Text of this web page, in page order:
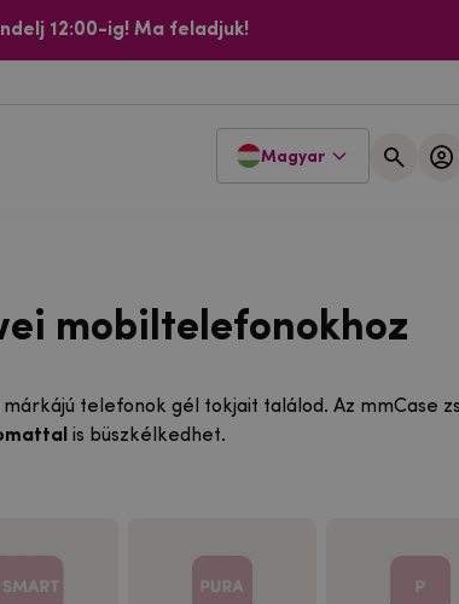
12:00-ig! Ma feladjuk!
Magyar
mobiltelefonokhoz
márkájú telefonok gél tokjait találod. Az mmCase
is büszkélkedhet.